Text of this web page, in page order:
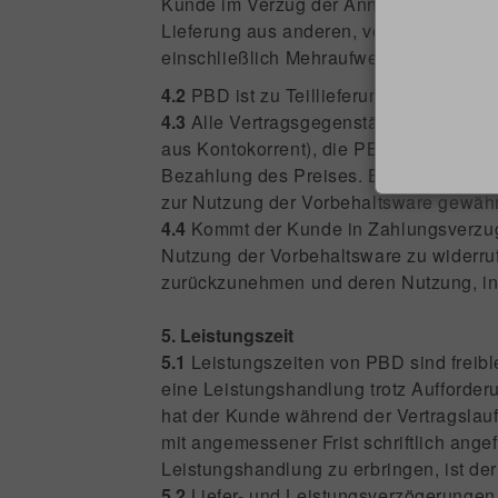
Lieferung aus anderen, vom Kunden
einschließlich Mehraufwendungen
4.2 PBD ist zu Teillieferungen und -
4.3 Alle Vertragsgegenstände bleiben
aus Kontokorrent), die PBD aus
Bezahlung des Preises. Bis zur
zur Nutzung der Vorbehaltsware
4.4 Kommt der Kunde in
Nutzung der Vorbehaltsware zu
zurückzunehmen und deren Nutzung,
5. Leistungszeit
5.1 Leistungszeiten von PBD sind
eine Leistungshandlung trotz
hat der Kunde während der
mit angemessener Frist schriftlich
Leistungshandlung zu erbringen, ist